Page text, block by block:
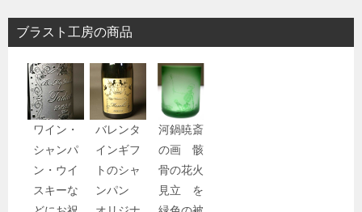
ブラスト工房の商品
ワイン・
シャンパ
ン・ウイ
スキーな
バレンタ
インギフ
トのシャ
ンパン
河鍋暁斎
の画 骸
骨の花火
見立 を